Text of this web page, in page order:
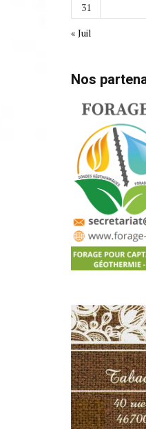
31
« Juil
Nos